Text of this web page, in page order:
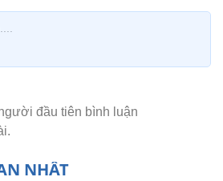
NHẤT